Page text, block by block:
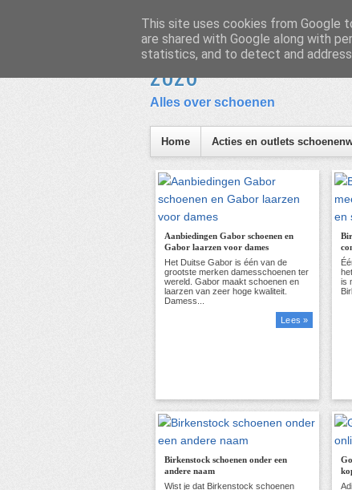
Homepage Inhoud
Schoen en Laars
2026
Alles over schoenen
Home Acties en outlets
Aanbiedingen Gabor schoenen en
Gabor laarzen voor dames
Lees »
Birkenstock schoenen onder een
andere naam
This site uses cookies from Google
are shared with Google along with
statistics, and to detect and address